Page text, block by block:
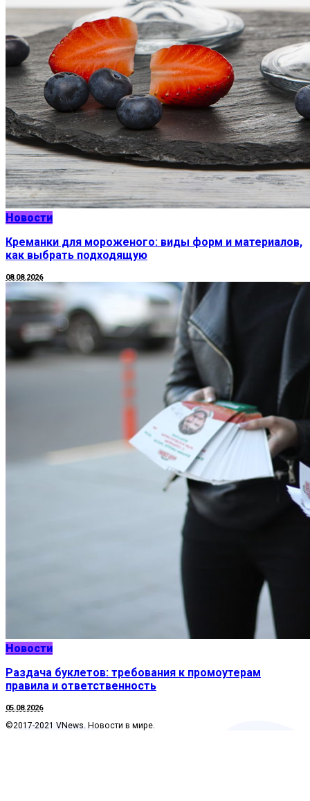
Новости
Креманки для мороженого: виды форм и материалов,
как выбрать подходящую
08.08.2026
Новости
Раздача буклетов: требования к промоутерам
правила и ответственность
05.08.2026
©2017-2021 VNews. Новости в мире.